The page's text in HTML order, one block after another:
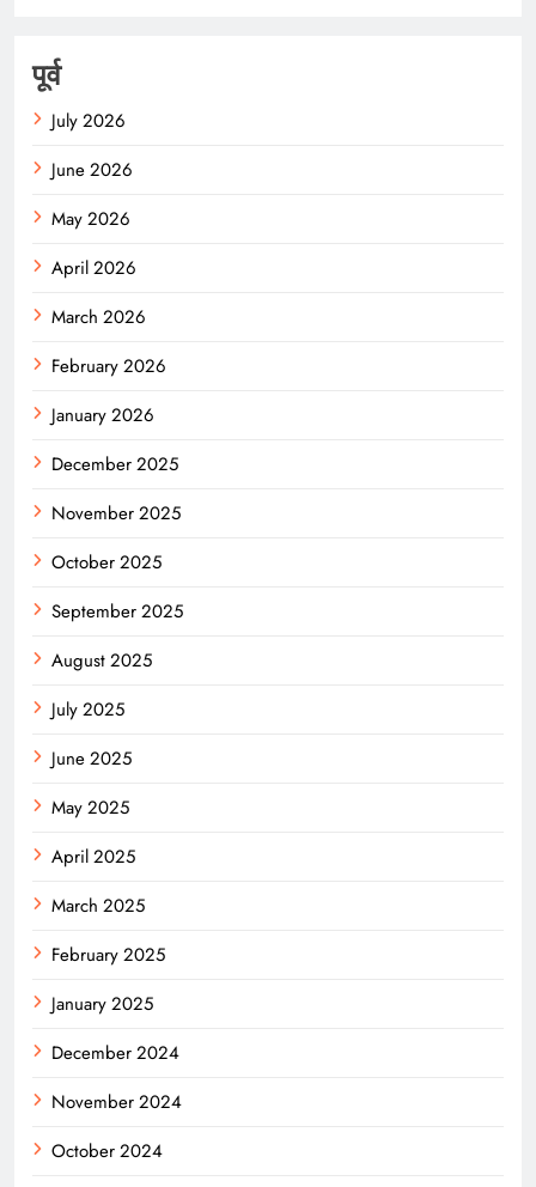
पूर्व
July 2026
June 2026
May 2026
April 2026
March 2026
February 2026
January 2026
December 2025
November 2025
October 2025
September 2025
August 2025
July 2025
June 2025
May 2025
April 2025
March 2025
February 2025
January 2025
December 2024
November 2024
October 2024